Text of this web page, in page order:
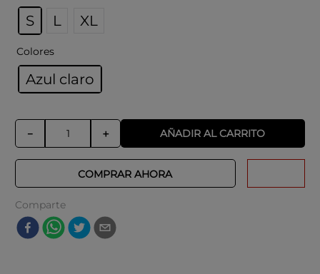
S L XL
Colores
Azul claro
＋
－ AÑADIR AL CARRITO
COMPRAR AHORA
Comparte